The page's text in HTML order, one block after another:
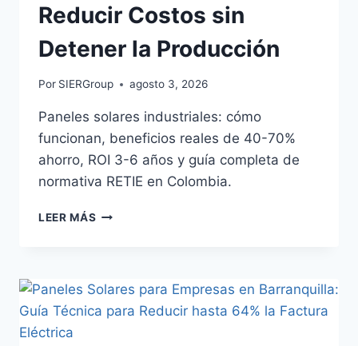
Reducir Costos sin
Detener la Producción
Por SIERGroup agosto 3, 2026
Paneles solares industriales: cómo
funcionan, beneficios reales de 40-70%
ahorro, ROI 3-6 años y guía completa de
normativa RETIE en Colombia.
LEER MÁS PANELES
GUÍA
TÉCNICA